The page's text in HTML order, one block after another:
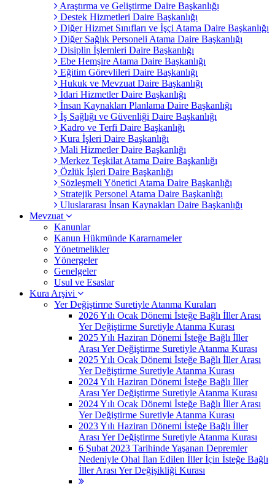
Araştırma ve Geliştirme Daire Başkanlığı
Destek Hizmetleri Daire Başkanlığı
Diğer Hizmet Sınıfları ve İşçi Atama Daire Başkanlığı
Diğer Sağlık Personeli Atama Daire Başkanlığı
Disiplin İşlemleri Daire Başkanlığı
Ebe Hemşire Atama Daire Başkanlığı
Eğitim Görevlileri Daire Başkanlığı
Hukuk ve Mevzuat Daire Başkanlığı
İdari Hizmetler Daire Başkanlığı
İnsan Kaynakları Planlama Daire Başkanlığı
İş Sağlığı ve Güvenliği Daire Başkanlığı
Kadro ve Terfi Daire Başkanlığı
Kura İşleri Daire Başkanlığı
Mali Hizmetler Daire Başkanlığı
Merkez Teşkilat Atama Daire Başkanlığı
Özlük İşleri Daire Başkanlığı
Sözleşmeli Yönetici Atama Daire Başkanlığı
Stratejik Personel Atama Daire Başkanlığı
Uluslararası İnsan Kaynakları Daire Başkanlığı
Mevzuat
Kanunlar
Kanun Hükmünde Kararnameler
Yönetmelikler
Yönergeler
Genelgeler
Usul ve Esaslar
Kura Arşivi
Yer Değiştirme Suretiyle Atanma Kuraları
2026 Yılı Ocak Dönemi İsteğe Bağlı İller Arası
Yer Değiştirme Suretiyle Atanma Kurası
2025 Yılı Haziran Dönemi İsteğe Bağlı İller
Arası Yer Değiştirme Suretiyle Atanma Kurası
2025 Yılı Ocak Dönemi İsteğe Bağlı İller Arası
Yer Değiştirme Suretiyle Atanma Kurası
2024 Yılı Haziran Dönemi İsteğe Bağlı İller
Arası Yer Değiştirme Suretiyle Atanma Kurası
2024 Yılı Ocak Dönemi İsteğe Bağlı İller Arası
Yer Değiştirme Suretiyle Atanma Kurası
2023 Yılı Haziran Dönemi İsteğe Bağlı İller
Arası Yer Değiştirme Suretiyle Atanma Kurası
6 Şubat 2023 Tarihinde Yaşanan Depremler
Nedeniyle Ohal İlan Edilen İller İçin İsteğe Bağlı
İller Arası Yer Değişikliği Kurası